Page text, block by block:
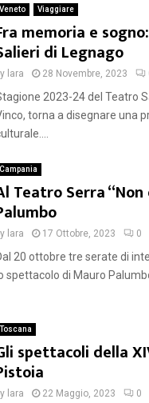
Veneto Viaggiare
memoria e
di Legnago
lara 28 Novembre, 2023
2023-24 del Teatro
torna a disegnare una
Campania
Teatro Serra
lara 17 Ottobre, 2023 0
20 ottobre tre serate di
spettacolo di Mauro
Toscana
spettacoli della
lara 22 Maggio, 2023 0